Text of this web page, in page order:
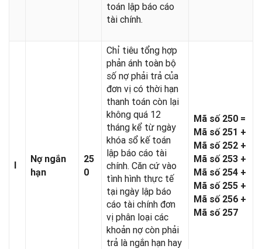
toán lập báo cáo
tài chính.
I
Nợ ngắn
hạn
25
0
Chỉ tiêu tổng hợp
phản ánh toàn bộ
số nợ phải trả của
đơn vị có thời hạn
thanh toán còn lại
không quá 12
tháng kể từ ngày
khóa sổ kế toán
lập báo cáo tài
chính. Căn cứ vào
tình hình thực tế
tại ngày lập báo
cáo tài chính đơn
vị phân loại các
khoản nợ còn phải
trả là ngắn hạn hay
Mã số 250 =
Mã số 251 +
Mã số 252 +
Mã số 253 +
Mã số 254 +
Mã số 255 +
Mã số 256 +
Mã số 257